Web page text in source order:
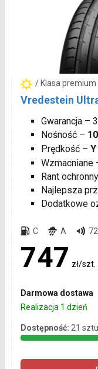
/ Klasa
Vredestein
Gwarancja –
Nośność –
Prędkość – Y
Wzmacniane
Rant
Najlepsza
Dodatkowe
C A
747 zł/szt.
Darmowa dostawa
Realizacja 1 dzień
Dostępność: 21